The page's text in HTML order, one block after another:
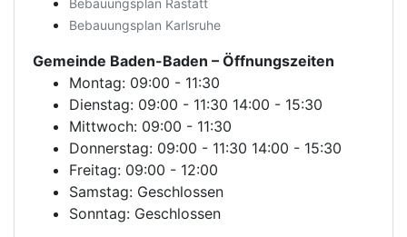
Bebauungsplan Rastatt
Bebauungsplan Karlsruhe
Gemeinde Baden-Baden – Öffnungszeiten
Montag: 09:00 - 11:30
Dienstag: 09:00 - 11:30 14:00 - 15:30
Mittwoch: 09:00 - 11:30
Donnerstag: 09:00 - 11:30 14:00 - 15:30
Freitag: 09:00 - 12:00
Samstag: Geschlossen
Sonntag: Geschlossen